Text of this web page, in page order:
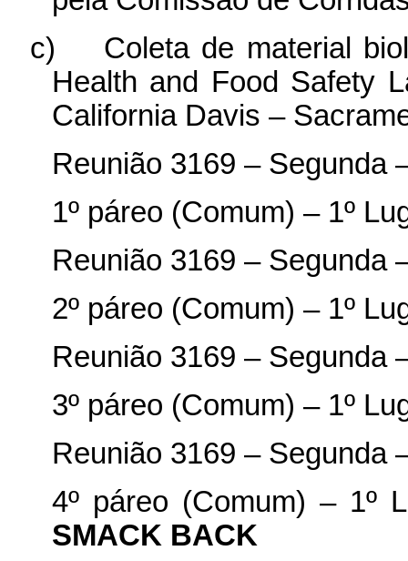
c)
Coleta de material
Health and Food Safety
California Davis –
Reunião 3169 – Segunda
1º páreo (Comum) – 1º
Reunião 3169 – Segunda
2º páreo (Comum) – 1º
Reunião 3169 – Segunda
3º páreo (Comum) – 1º
Reunião 3169 – Segunda
4º páreo (Comum) – 1º
SMACK BACK